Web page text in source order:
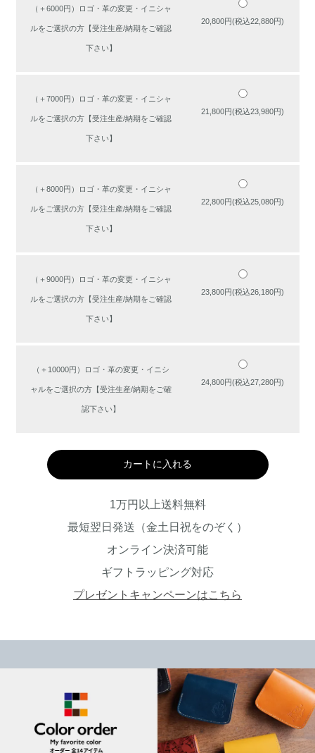
（＋6000円）ロゴ・革の変更・イニシャ
ルをご選択の方【受注生産/納期をご確認
下さい】
20,800円(税込22,880円)
（＋7000円）ロゴ・革の変更・イニシャ
ルをご選択の方【受注生産/納期をご確認
下さい】
21,800円(税込23,980円)
（＋8000円）ロゴ・革の変更・イニシャ
ルをご選択の方【受注生産/納期をご確認
下さい】
22,800円(税込25,080円)
（＋9000円）ロゴ・革の変更・イニシャ
ルをご選択の方【受注生産/納期をご確認
下さい】
23,800円(税込26,180円)
（＋10000円）ロゴ・革の変更・イニシ
ャルをご選択の方【受注生産/納期をご確
認下さい】
24,800円(税込27,280円)
カートに入れる
1万円以上送料無料
最短翌日発送（金土日祝をのぞく）
オンライン決済可能
ギフトラッピング対応
プレゼントキャンペーンはこちら